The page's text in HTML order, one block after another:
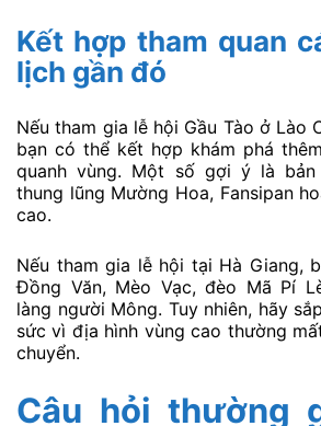
Kết hợp tham quan
lịch gần đó
Nếu tham gia lễ hội Gầu Tào ở Lào
bạn có thể kết hợp khám phá
quanh vùng. Một số gợi ý là bản
thung lũng Mường Hoa, Fansipan
cao.
Nếu tham gia lễ hội tại Hà Giang,
Đồng Văn, Mèo Vạc, đèo Mã Pí
làng người Mông. Tuy nhiên, hãy
sức vì địa hình vùng cao thường
chuyển.
Câu hỏi thường